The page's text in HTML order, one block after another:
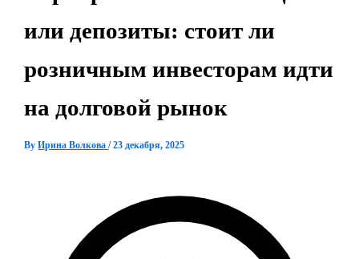
или депозиты: стоит ли
розничным инвесторам идти
на долговой рынок
ByИрина Волкова/23 декабря, 2025